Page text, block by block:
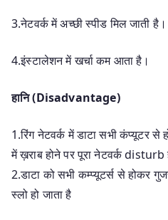
3.नेटवर्क में अच्छी स्पीड मिल जाती है।
4.इंस्टालेशन में खर्चा कम आता है।
हानि (Disadvantage)
1.रिंग नेटवर्क में डाटा सभी कंप्यूटर
में ख़राब होने पर पूरा नेटवर्क disturb
2.डाटा को सभी कम्प्यूटर्स से होकर
स्लो हो जाता है